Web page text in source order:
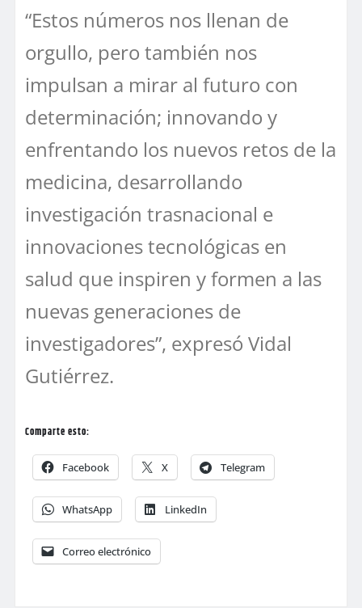
“Estos números nos llenan de
orgullo, pero también nos
impulsan a mirar al futuro con
determinación; innovando y
enfrentando los nuevos retos de la
medicina, desarrollando
investigación trasnacional e
innovaciones tecnológicas en
salud que inspiren y formen a las
nuevas generaciones de
investigadores”, expresó Vidal
Gutiérrez.
Comparte esto:
Facebook X Telegram
WhatsApp LinkedIn
Correo electrónico